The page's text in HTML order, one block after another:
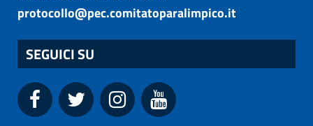
protocollo@pec.comitatoparalimpico.it
SEGUICI SU